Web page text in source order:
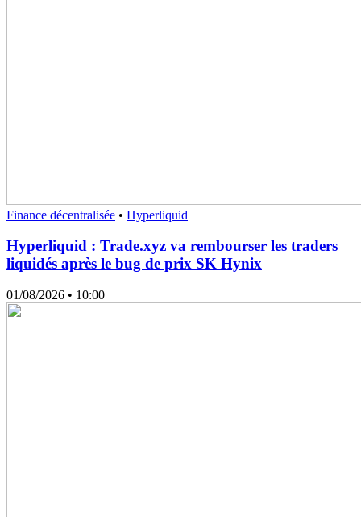
Finance décentralisée • Hyperliquid
Hyperliquid : Trade.xyz va rembourser les traders
liquidés après le bug de prix SK Hynix
01/08/2026 • 10:00